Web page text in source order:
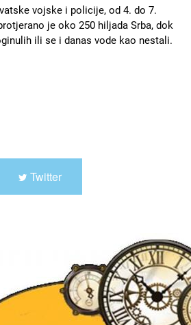
vojske i policije, od 4. do 7.
je oko 250 hiljada Srba, dok
ili se i danas vode kao nestali.
Twitter